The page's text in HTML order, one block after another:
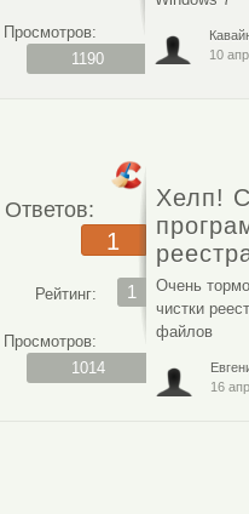
Просмотров:
1190
10
Ответов:
1
Рейтинг: 1
Просмотров:
1014
Хелп!
Очень
чистки
файлов
16